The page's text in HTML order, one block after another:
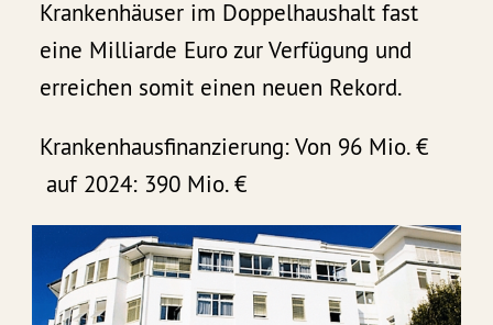
Krankenhäuser im Doppelhaushalt fast
eine Milliarde Euro zur Verfügung und
erreichen somit einen neuen Rekord.
Krankenhausfinanzierung: Von 96 Mio. €
auf 2024: 390 Mio. €